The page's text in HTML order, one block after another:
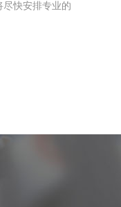
尽快安排专业的